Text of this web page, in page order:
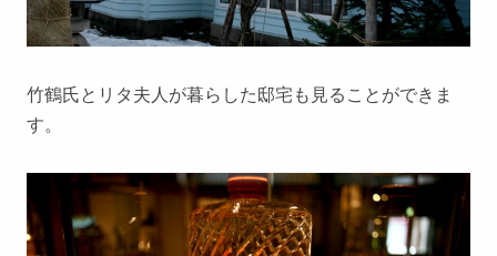
竹鶴氏とリタ夫人が暮らした邸宅も見ることができま
す。